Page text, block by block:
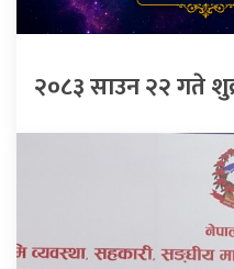
२०८३ साउन २२ गते